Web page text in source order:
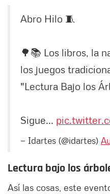
Abro Hilo 🧵
🌳📚 Los libros, la
los juegos
"Lectura Bajo los
Sigue...
— Idartes (@idartes)
Lectura bajo los
Así las cosas, este